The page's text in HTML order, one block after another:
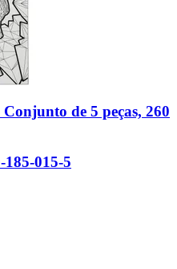
de 5 peças, 260
015-5